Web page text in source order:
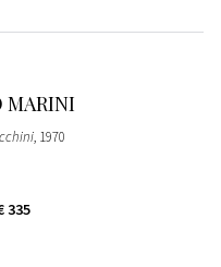
MARINI
, 1970
335